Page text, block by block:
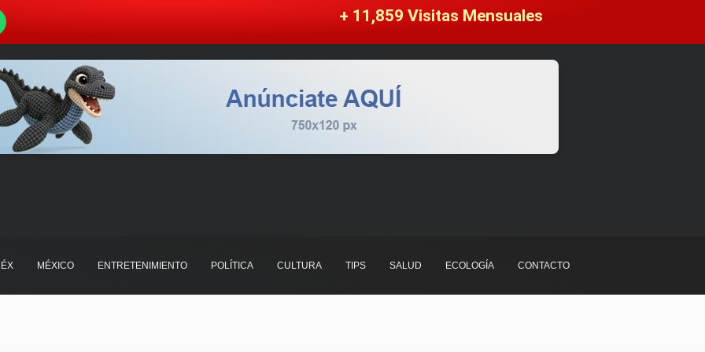
+ 11,859 Visitas Mensuales
MÉXICO ENTRETENIMIENTO POLÍTICA CULTURA TIPS SALUD ECOLOGÍA CONTACTO